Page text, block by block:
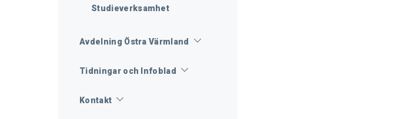
Studieverksamhet
Avdelning Östra Värmland
Tidningar och Infoblad
Kontakt